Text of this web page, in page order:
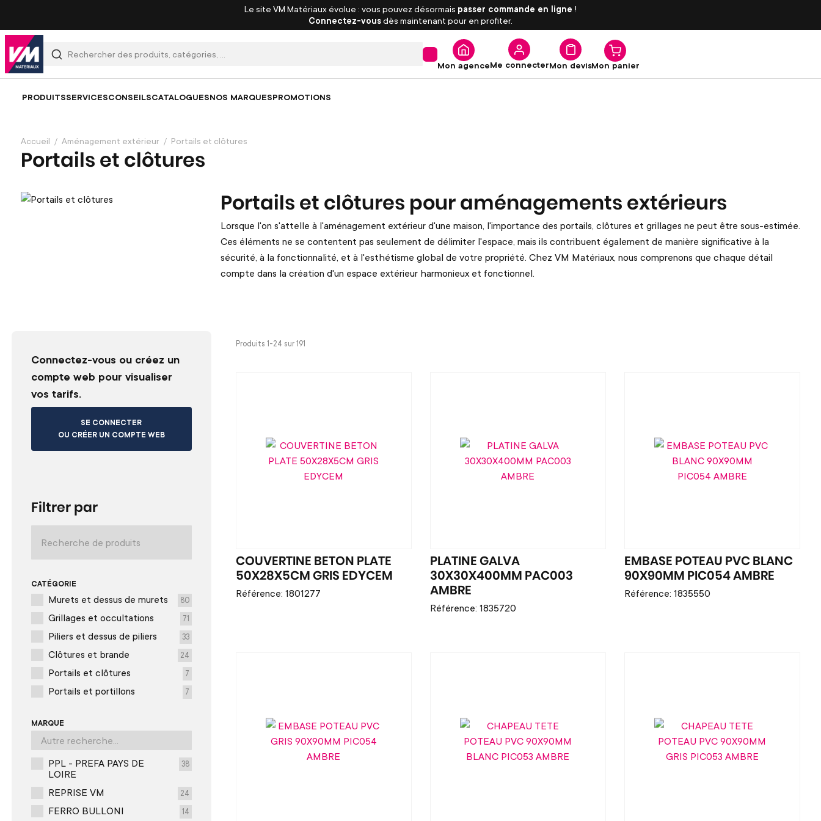
Le site VM Matériaux évolue : vous pouvez désormais passer commande en ligne !
Connectez-vousdès maintenant pour en profiter.
Mon agence Mon devis
Me connecter Mon panier
PRODUITSSERVICESCONSEILSCATALOGUESNOS MARQUESPROMOTIONS
Accueil Aménagement extérieur Portails et clôtures
Portails et clôtures
Portails et clôtures pour aménagements extérieurs
Lorsque l'on s'attelle à l'aménagement extérieur d'une maison, l'importance des portails, clôtures et grillages ne peut être sous-estimée.
Ces éléments ne se contentent pas seulement de délimiter l'espace, mais ils contribuent également de manière significative à la
sécurité, à la fonctionnalité, et à l'esthétisme global de votre propriété. Chez VM Matériaux, nous comprenons que chaque détail
compte dans la création d'un espace extérieur harmonieux et fonctionnel.
Connectez-vous ou créez un
compte web pour visualiser
vos tarifs.
SE CONNECTER
OU CRÉER UN COMPTE WEB
Filtrer par
CATÉGORIE
Murets et dessus de murets 80
Grillages et occultations 71
Piliers et dessus de piliers 33
Clôtures et brande 24
Portails et clôtures 7
Portails et portillons 7
MARQUE
PPL - PREFA PAYS DE
LOIRE
38
REPRISE VM 24
FERRO BULLONI 14
Produits 1-24 sur191
COUVERTINE BETON PLATE
50X28X5CM GRIS EDYCEM
Référence: 1801277
PLATINE GALVA
30X30X400MM PAC003
AMBRE
Référence: 1835720
EMBASE POTEAU PVC BLANC
90X90MM PIC054 AMBRE
Référence: 1835550